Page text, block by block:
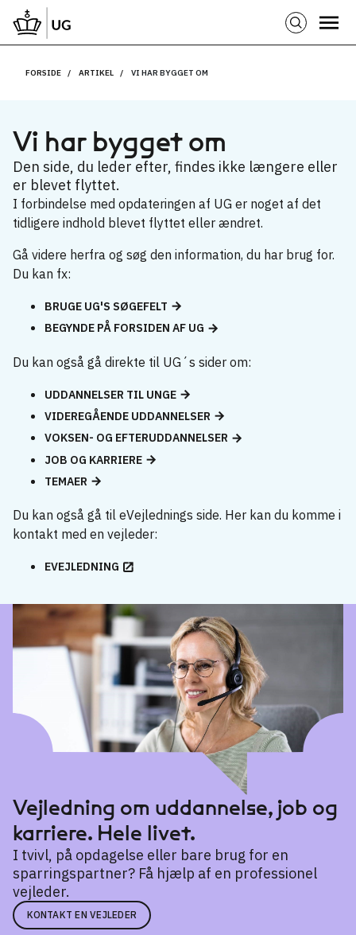
FORSIDE ARTIKEL VI HAR BYGGET OM
Vi har bygget om
Den side, du leder efter, findes ikke længere eller
er blevet flyttet.
I forbindelse med opdateringen af UG er noget af det
tidligere indhold blevet flyttet eller ændret.
Gå videre herfra og søg den information, du har brug for.
Du kan fx:
BRUGE UG'S SØGEFELT
BEGYNDE PÅ FORSIDEN AF UG
Du kan også gå direkte til UG´s sider om:
UDDANNELSER TIL UNGE
VIDEREGÅENDE UDDANNELSER
VOKSEN- OG EFTERUDDANNELSER
JOB OG KARRIERE
TEMAER
Du kan også gå til eVejlednings side. Her kan du komme i
kontakt med en vejleder:
EVEJLEDNING
Vejledning om uddannelse, job og
karriere. Hele livet.
I tvivl, på opdagelse eller bare brug for en
sparringspartner? Få hjælp af en professionel
vejleder.
KONTAKT EN VEJLEDER